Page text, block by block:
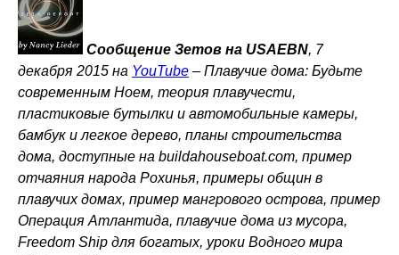
Сообщение Зетов на USAEBN, 7
декабря 2015 на YouTube – Плавучие дома: Будьте
современным Ноем, теория плавучести,
пластиковые бутылки и автомобильные камеры,
бамбук и легкое дерево, планы строительства
дома, доступные на buildahouseboat.com, пример
отчаяния народа Рохинья, примеры общин в
плавучих домах, пример мангрового острова, пример
Операция Атлантида, плавучие дома из мусора,
Freedom Ship для богатых, уроки Водного мира